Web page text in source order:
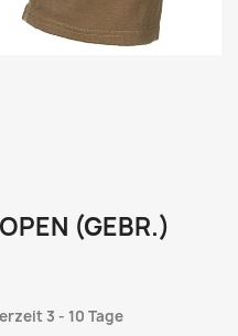
(GEBR.)
3 - 10 Tage